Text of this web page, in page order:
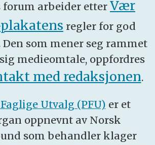
forum arbeider etter Vær
regler for god
som mener seg rammet
medieomtale, oppfordres
med redaksjonen.
Utvalg (PFU) er et
oppnevnt av Norsk
som behandler klager